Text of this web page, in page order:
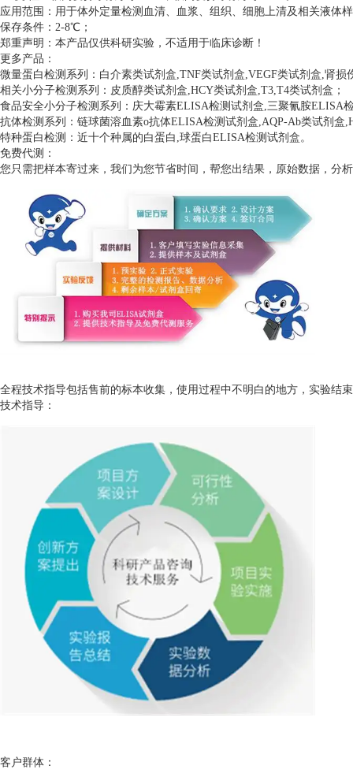
应用范围：用于体外定量检测血清、血浆、组织、细胞上清及相关液体
保存条件：2-8℃；
郑重声明：本产品仅供科研实验，不适用于临床诊断！
更多产品：
微量蛋白检测系列：白介素类试剂盒,TNF类试剂盒,VEGF类试剂盒,肾损
相关小分子检测系列：皮质醇类试剂盒,HCY类试剂盒,T3,T4类试剂盒；
食品安全小分子检测系列：庆大霉素ELISA检测试剂盒,三聚氰胺
抗体检测系列：链球菌溶血素o抗体ELISA检测试剂盒,AQP-Ab类试剂盒
特种蛋白检测：近十个种属的白蛋白,球蛋白ELISA检测试剂盒。
免费代测：
您只需把样本寄过来，我们为您节省时间，帮您出结果，原始数据，分
全程技术指导包括售前的标本收集，使用过程中不明白的地方，实验结
技术指导：
客户群体：